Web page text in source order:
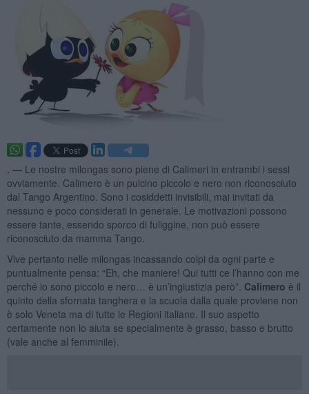
. — Le nostre milongas sono piene di Calimeri in entrambi i sessi
ovviamente. Calimero è un pulcino piccolo e nero non riconosciuto
dal Tango Argentino. Sono i cosiddetti invisibili, mai invitati da
nessuno e poco considerati in generale. Le motivazioni possono
essere tante, essendo sporco di fuliggine, non può essere
riconosciuto da mamma Tango.
Vive pertanto nelle milongas incassando colpi da ogni parte e
puntualmente pensa: “Eh, che maniere! Qui tutti ce l’hanno con me
perché io sono piccolo e nero… è un’ingiustizia però”. Calimero è il
quinto della sfornata tanghera e la scuola dalla quale proviene non
è solo Veneta ma di tutte le Regioni italiane. Il suo aspetto
certamente non lo aiuta se specialmente è grasso, basso e brutto
(vale anche al femminile).